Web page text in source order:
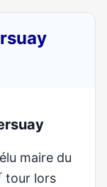
maire du
tour lors